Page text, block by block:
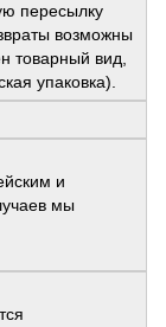
пересылку
возможны
товарный вид,
упаковка).
и
мы